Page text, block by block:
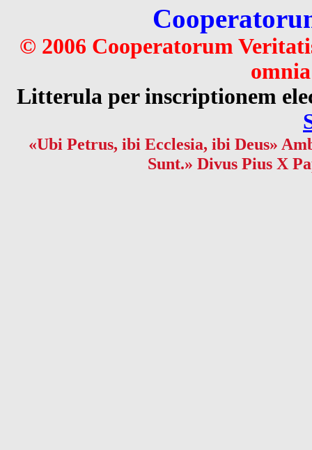
© 2006 Cooperatorum
Litterula per inscriptionem
«Ubi Petrus, ibi Ecclesia, ibi Deus»
Sunt.» Divus Pius X